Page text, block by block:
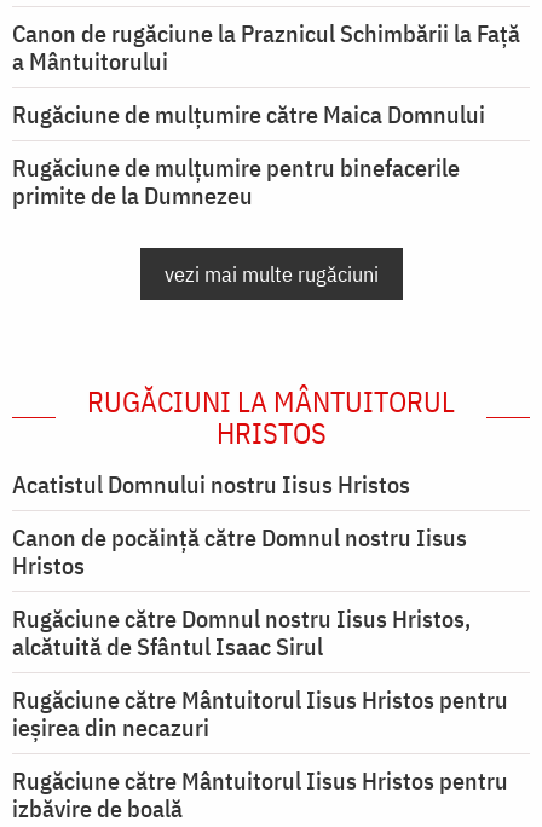
Canon de rugăciune la Praznicul Schimbării la Față
a Mântuitorului
Rugăciune de mulţumire către Maica Domnului
Rugăciune de mulțumire pentru binefacerile
primite de la Dumnezeu
vezi mai multe rugăciuni
RUGĂCIUNI LA MÂNTUITORUL
HRISTOS
Acatistul Domnului nostru Iisus Hristos
Canon de pocăință către Domnul nostru Iisus
Hristos
Rugăciune către Domnul nostru Iisus Hristos,
alcătuită de Sfântul Isaac Sirul
Rugăciune către Mântuitorul Iisus Hristos pentru
ieşirea din necazuri
Rugăciune către Mântuitorul Iisus Hristos pentru
izbăvire de boală